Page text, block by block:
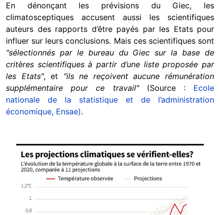
En dénonçant les prévisions du Giec, les
climatosceptiques accusent aussi les scientifiques
auteurs des rapports d’être payés par les Etats pour
influer sur leurs conclusions. Mais ces scientifiques sont
"sélectionnés par le bureau du Giec sur la base de
critères scientifiques à partir d’une liste proposée par
les Etats", et "ils ne reçoivent aucune rémunération
supplémentaire pour ce travail"(Source : Ecole
nationale de la statistique et de l’administration
économique, Ensae).
Image